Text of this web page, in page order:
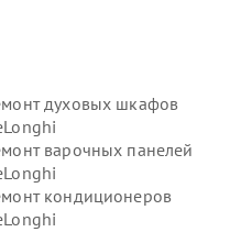
духовых шкафов
варочных панелей
кондиционеров